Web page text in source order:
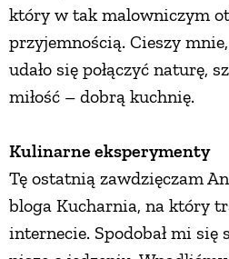
który w tak malowniczym
przyjemnością. Cieszy
udało się połączyć naturę,
miłość – dobrą kuchnię.
Kulinarne eksperymenty
Tę ostatnią zawdzięczam
bloga Kucharnia, na który
internecie. Spodobał mi się